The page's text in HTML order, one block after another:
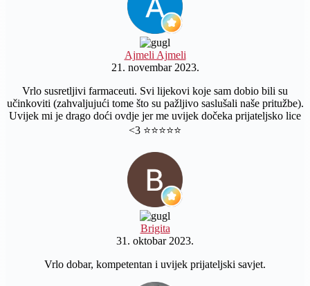
Ajmeli Ajmeli
21. novembar 2023.
Vrlo susretljivi farmaceuti. Svi lijekovi koje sam dobio bili su
učinkoviti (zahvaljujući tome što su pažljivo saslušali naše pritužbe).
Uvijek mi je drago doći ovdje jer me uvijek dočeka prijateljsko lice
<3 ⭐️⭐️⭐️⭐️⭐️
Brigita
31. oktobar 2023.
Vrlo dobar, kompetentan i uvijek prijateljski savjet.